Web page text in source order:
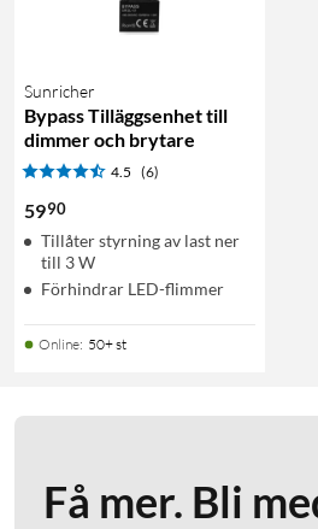
Sunricher
Bypass Tilläggsenhet till
dimmer och brytare
4.5 (6)
5990
Tillåter styrning av last ner
till 3 W
Förhindrar LED-flimmer
Online: 50+ st
Få mer. Bli